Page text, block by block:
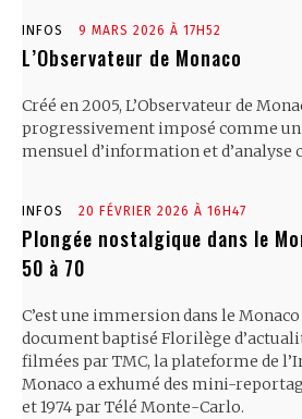
INFOS 9 MARS 2026 À 17H52
L’Observateur de Monaco
Créé en 2005, L’Observateur de
progressivement imposé comme
mensuel d’information et d’analyse
INFOS 20 FÉVRIER 2026 À 16H47
Plongée nostalgique dans le
50 à 70
C’est une immersion dans le
document baptisé Florilège
filmées par TMC, la plateforme de
Monaco a exhumé des mini-
et 1974 par Télé Monte-Carlo.